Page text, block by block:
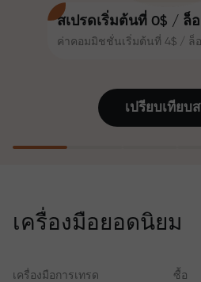
สเปรดเริ่มต้นที่ 0$ / ล็
ค่าคอมมิชชั่นเริ่มต้นที่ 4$ / ล็
หมายที่ทะเยอทะยาน
คนสามารถรับ iPhone,
หรือทริปในฝัน เพียงแค่ฝ
การขาดทุนและรับประกั
ปกป้อง!
เปรียบเทียบ
เครื่องมือยอดนิยม
เครื่องมือการเทรด ซื้อ